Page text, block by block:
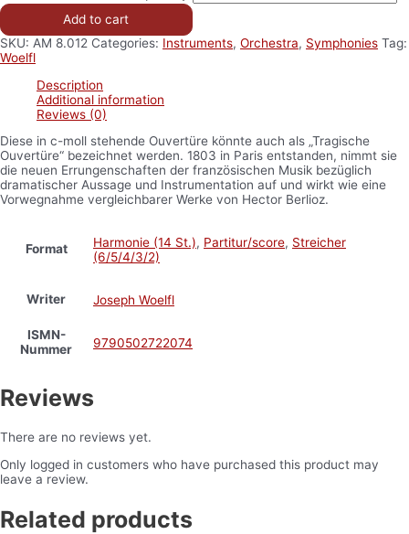
Add to cart
SKU: AM 8.012 Categories: Instruments, Orchestra, Symphonies Tag:
Woelfl
Description
Additional information
Reviews (0)
Diese in c-moll stehende Ouvertüre könnte auch als „Tragische
Ouvertüre“ bezeichnet werden. 1803 in Paris entstanden, nimmt sie
die neuen Errungenschaften der französischen Musik bezüglich
dramatischer Aussage und Instrumentation auf und wirkt wie eine
Vorwegnahme vergleichbarer Werke von Hector Berlioz.
Format Harmonie (14 St.), Partitur/score, Streicher
(6/5/4/3/2)
Writer Joseph Woelfl
ISMN-
Nummer
9790502722074
Reviews
There are no reviews yet.
Only logged in customers who have purchased this product may
leave a review.
Related products